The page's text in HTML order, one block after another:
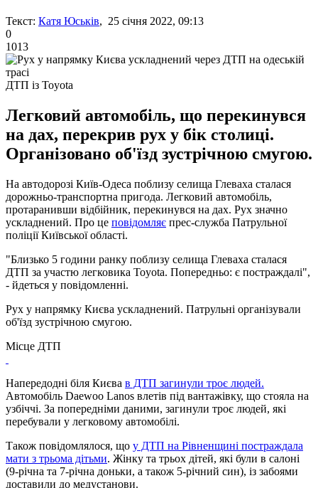
Текст: Катя Юськів, 25 січня 2022, 09:13
0
1013
ДТП із Toyota
Легковий автомобіль, що перекинувся
на дах, перекрив рух у бік столиці.
Організовано об'їзд зустрічною смугою.
На автодорозі Київ-Одеса поблизу селища Глеваха сталася
дорожньо-транспортна пригода. Легковий автомобіль,
протаранивши відбійник, перекинувся на дах. Рух значно
ускладнений. Про це повідомляє прес-служба Патрульної
поліції Київської області.
"Близько 5 години ранку поблизу селища Глеваха сталася
ДТП за участю легковика Toyota. Попередньо: є постраждалі",
- йдеться у повідомленні.
Рух у напрямку Києва ускладнений. Патрульні організували
об'їзд зустрічною смугою.
Місце ДТП
Напередодні біля Києва в ДТП загинули троє людей.
Автомобіль Daewoo Lanos влетів під вантажівку, що стояла на
узбіччі. За попередніми даними, загинули троє людей, які
перебували у легковому автомобілі.
Також повідомлялося, що у ДТП на Рівненщині постраждала
мати з трьома дітьми. Жінку та трьох дітей, які були в салоні
(9-річна та 7-річна доньки, а також 5-річний син), із забоями
доставили до медустанови.